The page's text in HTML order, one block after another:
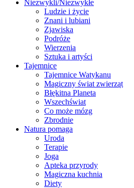
Niezwykli/Niezwykłe
Ludzie i życie
Znani i lubiani
Zjawiska
Podróże
Wierzenia
Sztuka i artyści
Tajemnice
Tajemnice Watykanu
Magiczny świat zwierząt
Błękitna Planeta
Wszechświat
Co może mózg
Zbrodnie
Natura pomaga
Uroda
Terapie
Joga
Apteka przyrody
Magiczna kuchnia
Diety